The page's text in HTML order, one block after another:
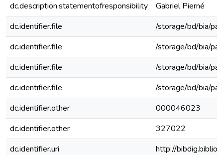
dc.description.statementofresponsibility
Gabriel Pierné
dc.identifier.file
/storage/bd/bia/
dc.identifier.file
/storage/bd/bia/
dc.identifier.file
/storage/bd/bia/
dc.identifier.file
/storage/bd/bia/
dc.identifier.other
000046023
dc.identifier.other
327022
dc.identifier.uri
http://